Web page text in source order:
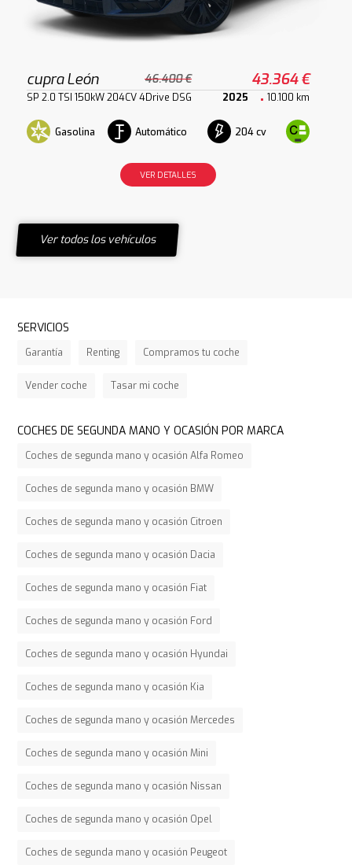
cupra León 46.400 € 43.364 €
SP 2.0 TSI 150kW 204CV 4Drive DSG 2025 10.100 km
Gasolina Automático 204 cv
VER DETALLES
Ver todos los vehículos
SERVICIOS
Garantía Renting Compramos tu coche
Vender coche Tasar mi coche
COCHES DE SEGUNDA MANO Y OCASIÓN POR MARCA
Coches de segunda mano y ocasión Alfa Romeo
Coches de segunda mano y ocasión BMW
Coches de segunda mano y ocasión Citroen
Coches de segunda mano y ocasión Dacia
Coches de segunda mano y ocasión Fiat
Coches de segunda mano y ocasión Ford
Coches de segunda mano y ocasión Hyundai
Coches de segunda mano y ocasión Kia
Coches de segunda mano y ocasión Mercedes
Coches de segunda mano y ocasión Mini
Coches de segunda mano y ocasión Nissan
Coches de segunda mano y ocasión Opel
Coches de segunda mano y ocasión Peugeot